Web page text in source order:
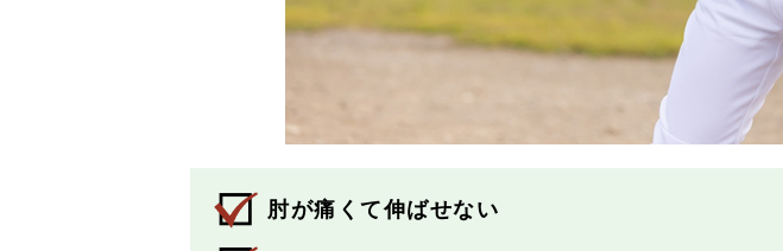
肘が痛くて伸ばせない